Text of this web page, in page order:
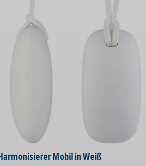
Mobil in Weiß